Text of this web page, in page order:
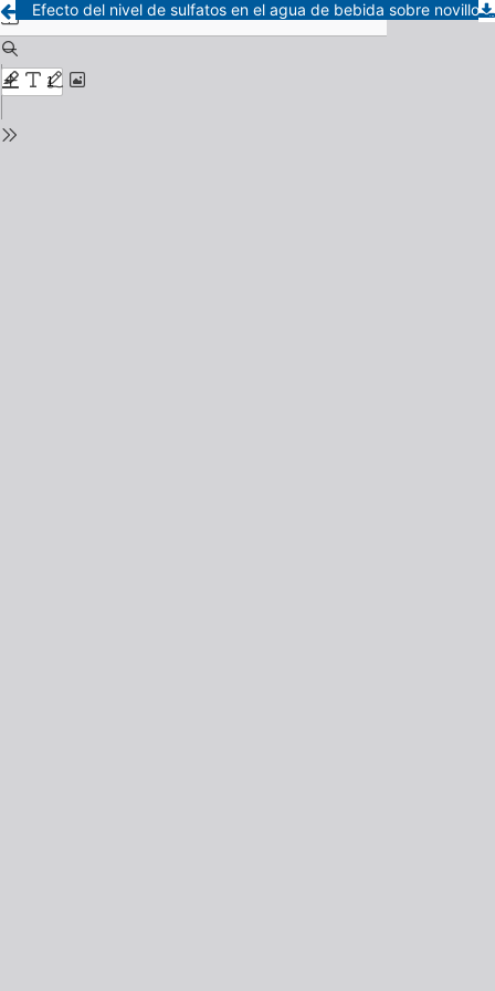
Efecto del nivel de sulfatos en el agua de bebida sobre novillos en crecimiento